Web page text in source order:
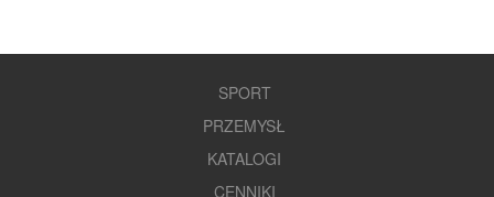
SPORT
PRZEMYSŁ
KATALOGI
CENNIKI